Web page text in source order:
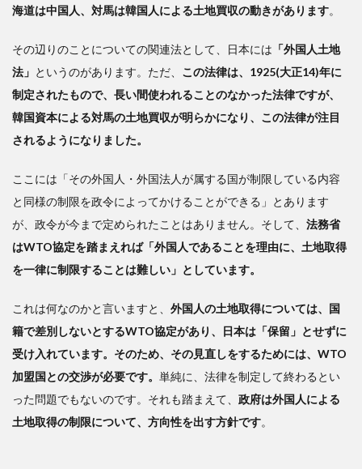
も含
て、
国に
防衛
的措
置が
3
土
地買
い占
めは
やが
方自
と日
本の
乗っ
とな
る
海道は中国人、対馬は韓国人による土地買収の動きがあります。
その辺りのことについての関連法として、日本には 「外国人土地
法」 というのがあります。ただ、 この法律は、1925(大正14)年に
制定されたもので、長い間使われることのなかった法律ですが、
韓国資本による対馬の土地買収が明らかになり、この法律が注目
されるようになりました。
ここには「その外国人・外国法人が属する国が制限している内容
と同様の制限を政令によってかけることができる」とあります
が、政令が今まで定められたことはありません。そして、 法務省
はWTO協定を踏まえれば「外国人であることを理由に、土地取得
を一律に制限することは難しい」としています。
これは何なのかと言いますと、 外国人の土地取得については、国
籍で差別しないとするWTO協定があり、日本は「保留」とせずに
受け入れています。そのため、その見直しをするためには、WTO
加盟国との交渉が必要です。 単純に、法律を制定して終わるとい
った問題でもないのです。それも踏まえて、 政府は外国人による
土地取得の制限について、方向性を出す方針です。